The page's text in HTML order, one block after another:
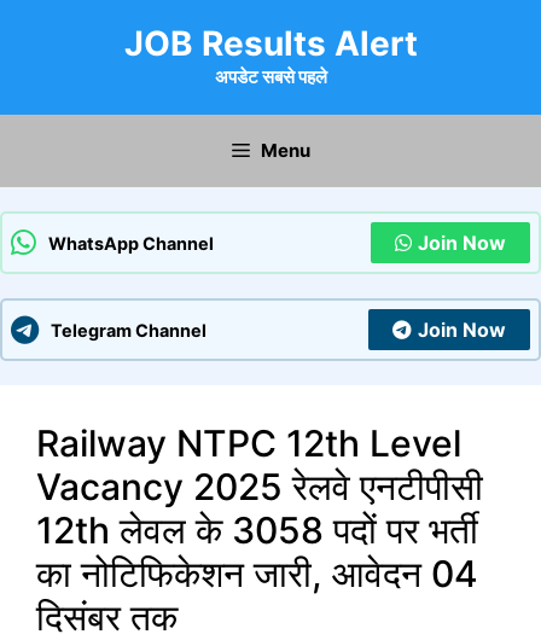
JOB Results Alert
अपडेट सबसे पहले
Menu
WhatsApp Channel Join Now
Telegram Channel Join Now
Railway NTPC 12th Level
Vacancy 2025 रेलवे एनटीपीसी
12th लेवल के 3058 पदों पर भर्ती
का नोटिफिकेशन जारी, आवेदन 04
दिसंबर तक